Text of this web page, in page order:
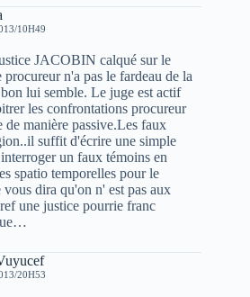
10H49
JACOBIN calqué sur le
n'a pas le fardeau de la
lui semble. Le juge est actif
les confrontations procureur
de manière passive.Les faux
suffit d'écrire une simple
un faux témoins en
spatio temporelles pour le
dira qu'on n' est pas aux
une justice pourrie franc
20H53